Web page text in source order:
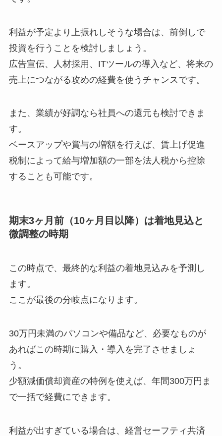
利益が予定より上振れしそうな場合は、前倒しで
投資を行うことを検討しましょう。
広告宣伝、人材採用、ITツールの導入など、将来の
売上につながる攻めの経費を使うチャンスです。
また、業績が好調なら社員への還元も検討できま
す。
ベースアップや賞与の増額を行えば、賃上げ促進
税制によって給与増加額の一部を法人税から控除
することも可能です。
期末3ヶ月前（10ヶ月目以降）は着地見込と
微調整の時期
この時点で、最終的な利益の着地見込みを予測し
ます。
ここが最後の分岐点になります。
30万円未満のパソコンや備品など、必要なものが
あればこの時期に購入・導入を完了させましょ
う。
少額減価償却資産の特例を使えば、年間300万円ま
で一括で経費にできます。
利益が出すぎている場合は、経営セーフティ共済